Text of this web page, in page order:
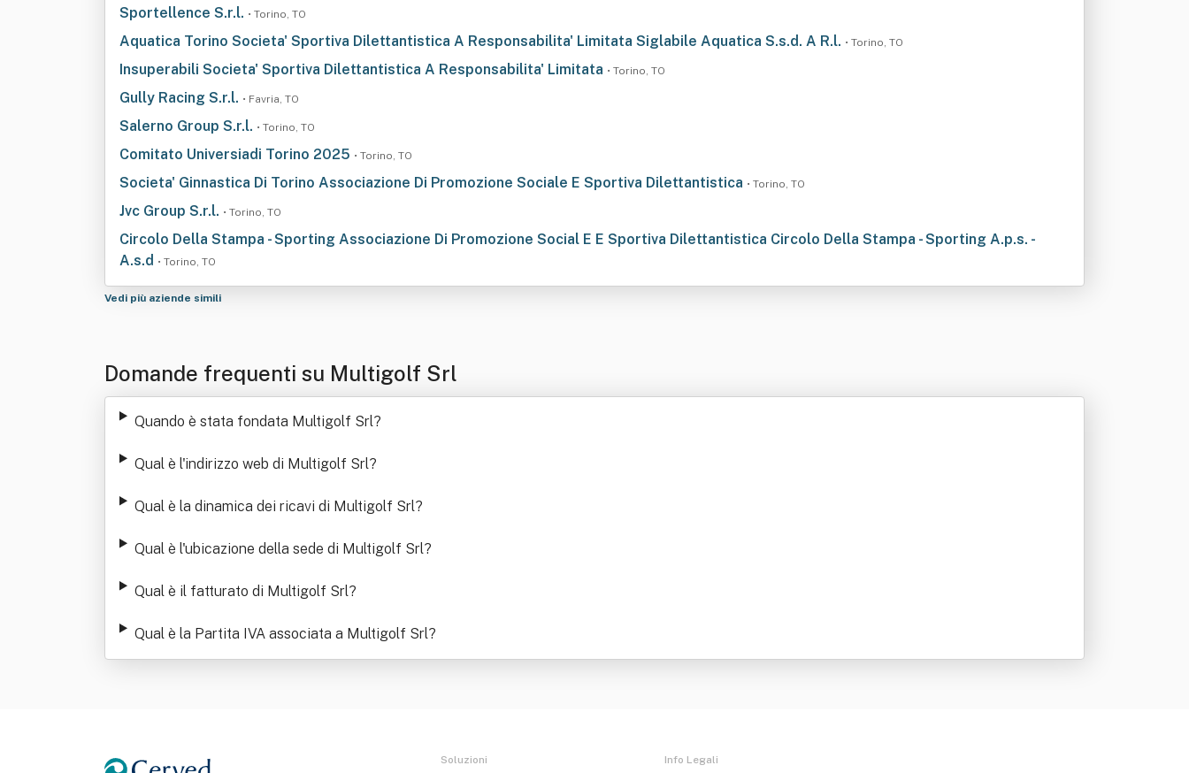
Sportellence S.r.l. • Torino, TO
Aquatica Torino Societa' Sportiva Dilettantistica A Responsabilita' Limitata Siglabile Aquatica S.s.d. A R.l. • Torino, TO
Insuperabili Societa' Sportiva Dilettantistica A Responsabilita' Limitata • Torino, TO
Gully Racing S.r.l. • Favria, TO
Salerno Group S.r.l. • Torino, TO
Comitato Universiadi Torino 2025 • Torino, TO
Societa' Ginnastica Di Torino Associazione Di Promozione Sociale E Sportiva Dilettantistica • Torino, TO
Jvc Group S.r.l. • Torino, TO
Circolo Della Stampa - Sporting Associazione Di Promozione Social E E Sportiva Dilettantistica Circolo Della Stampa - Sporting A.p.s. -
A.s.d • Torino, TO
Vedi più aziende simili
Domande frequenti su Multigolf Srl
Quando è stata fondata Multigolf Srl?
Qual è l'indirizzo web di Multigolf Srl?
Qual è la dinamica dei ricavi di Multigolf Srl?
Qual è l'ubicazione della sede di Multigolf Srl?
Qual è il fatturato di Multigolf Srl?
Qual è la Partita IVA associata a Multigolf Srl?
Soluzioni Info Legali